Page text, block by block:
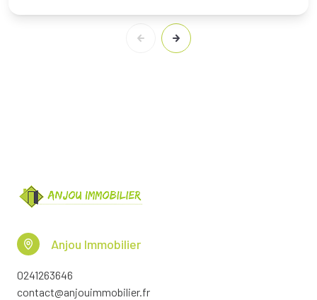
Anjou Immobilier
0241263646
contact@anjouimmobilier.fr